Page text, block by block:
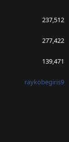
237,512
277,422
139,471
raykobegiris9